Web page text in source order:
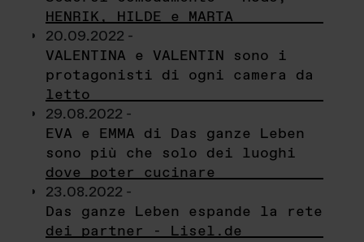
HENRIK, HILDE e MARTA
20.09.2022 -
VALENTINA e VALENTIN sono i
protagonisti di ogni camera da
letto
29.08.2022 -
EVA e EMMA di Das ganze Leben
sono più che solo dei luoghi
dove poter cucinare
23.08.2022 -
Das ganze Leben espande la rete
dei partner - Lisel.de